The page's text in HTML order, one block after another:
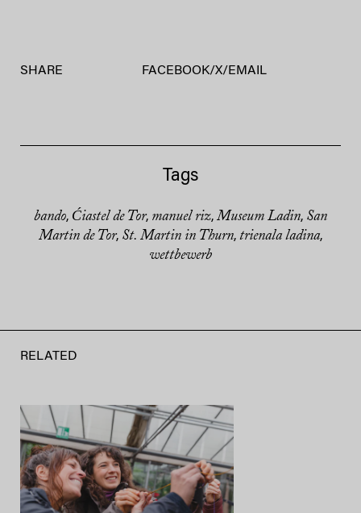
SHARE FACEBOOK/X/ EMAIL
Tags
bando, Ćiastel de Tor, manuel riz, Museum Ladin, San
Martin de Tor, St. Martin in Thurn, trienala ladina,
wettbewerb
RELATED